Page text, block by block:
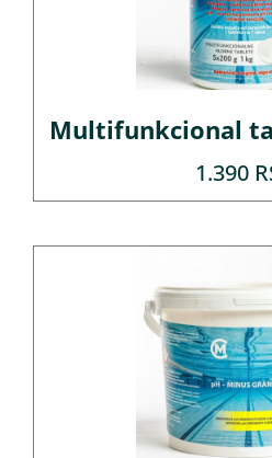
Multifunkcional
1.390